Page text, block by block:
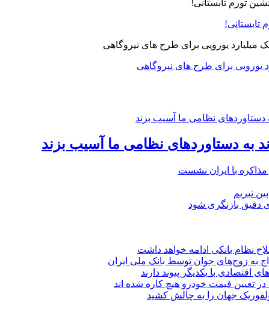
یورویی برای طرح های نیروگاهی
به دستاوردهای نظامی ما آسیب بزند
نظام بانکی ادامه خواهد داشت
با یکدیگر پیوند دارند
تعیین قیمت خودرو هیچ کاره شده اند
جهان را به چالش کشید